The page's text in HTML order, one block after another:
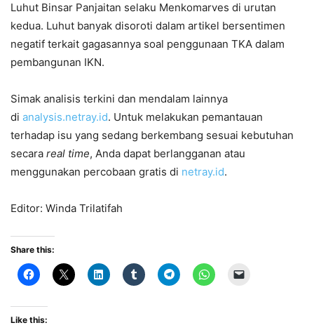
Luhut Binsar Panjaitan selaku Menkomarves di urutan
kedua. Luhut banyak disoroti dalam artikel bersentimen
negatif terkait gagasannya soal penggunaan TKA dalam
pembangunan IKN.
Simak analisis terkini dan mendalam lainnya
di analysis.netray.id. Untuk melakukan pemantauan
terhadap isu yang sedang berkembang sesuai kebutuhan
secara real time, Anda dapat berlangganan atau
menggunakan percobaan gratis di netray.id.
Editor: Winda Trilatifah
Share this:
Like this: